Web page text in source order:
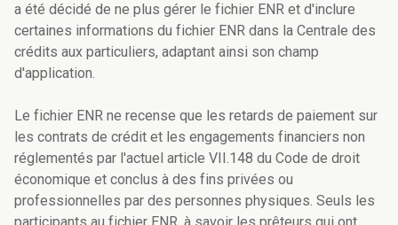
a été décidé de ne plus gérer le fichier ENR et d'inclure
certaines informations du fichier ENR dans la Centrale des
crédits aux particuliers, adaptant ainsi son champ
d'application.
Le fichier ENR ne recense que les retards de paiement sur
les contrats de crédit et les engagements financiers non
réglementés par l'actuel article VII.148 du Code de droit
économique et conclus à des fins privées ou
professionnelles par des personnes physiques. Seuls les